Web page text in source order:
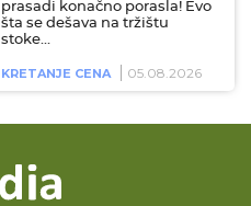
prasadi konačno porasla! Evo
šta se dešava na tržištu
stoke…
KRETANJE CENA 05.08.2026